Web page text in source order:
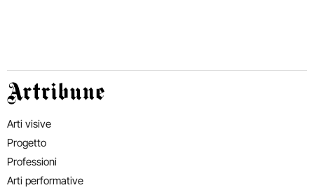
Artribune
Arti visive
Progetto
Professioni
Arti performative